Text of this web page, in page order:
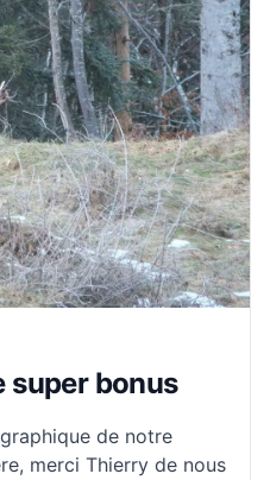
super bonus
de notre
merci Thierry de nous